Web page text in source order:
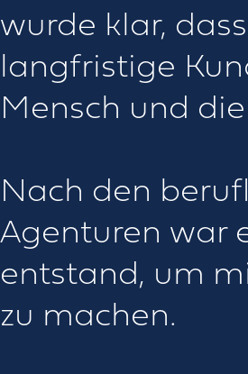
wurde klar,
langfristige
Mensch und
Nach den
Agenturen war
entstand, um
zu machen.